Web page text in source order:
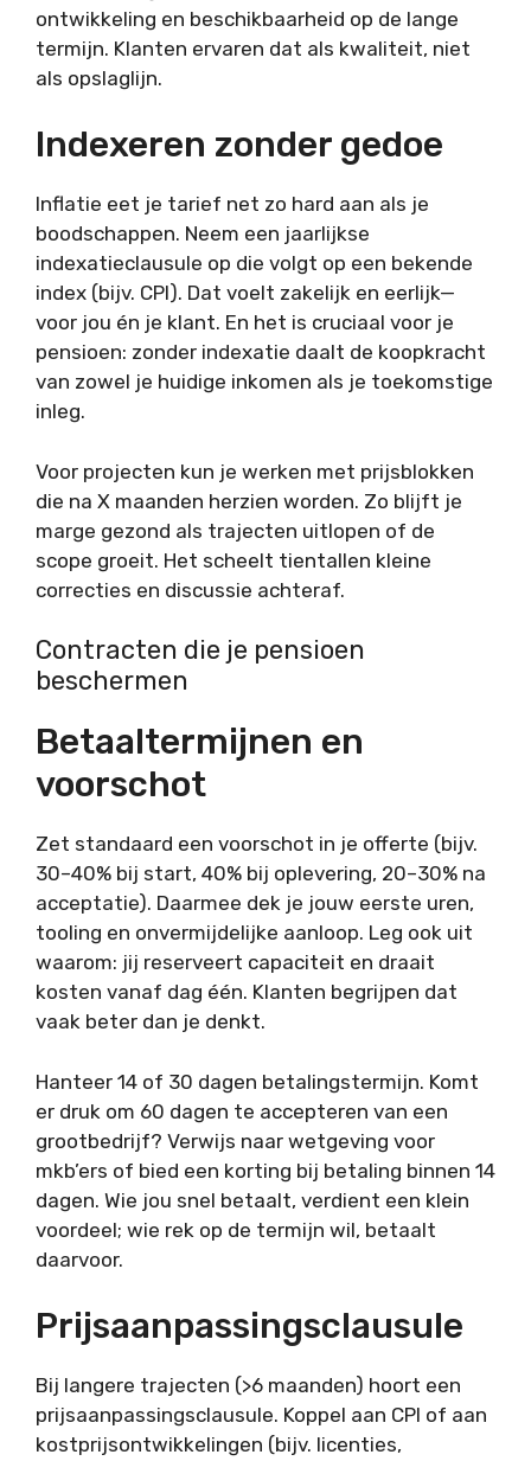
ontwikkeling en beschikbaarheid op de lange
termijn. Klanten ervaren dat als kwaliteit, niet
als opslaglijn.
Indexeren zonder gedoe
Inflatie eet je tarief net zo hard aan als je
boodschappen. Neem een jaarlijkse
indexatieclausule op die volgt op een bekende
index (bijv. CPI). Dat voelt zakelijk en eerlijk—
voor jou én je klant. En het is cruciaal voor je
pensioen: zonder indexatie daalt de koopkracht
van zowel je huidige inkomen als je toekomstige
inleg.
Voor projecten kun je werken met prijsblokken
die na X maanden herzien worden. Zo blijft je
marge gezond als trajecten uitlopen of de
scope groeit. Het scheelt tientallen kleine
correcties en discussie achteraf.
Contracten die je pensioen
beschermen
Betaaltermijnen en
voorschot
Zet standaard een voorschot in je offerte (bijv.
30–40% bij start, 40% bij oplevering, 20–30% na
acceptatie). Daarmee dek je jouw eerste uren,
tooling en onvermijdelijke aanloop. Leg ook uit
waarom: jij reserveert capaciteit en draait
kosten vanaf dag één. Klanten begrijpen dat
vaak beter dan je denkt.
Hanteer 14 of 30 dagen betalingstermijn. Komt
er druk om 60 dagen te accepteren van een
grootbedrijf? Verwijs naar wetgeving voor
mkb’ers of bied een korting bij betaling binnen 14
dagen. Wie jou snel betaalt, verdient een klein
voordeel; wie rek op de termijn wil, betaalt
daarvoor.
Prijsaanpassingsclausule
Bij langere trajecten (>6 maanden) hoort een
prijsaanpassingsclausule. Koppel aan CPI of aan
kostprijsontwikkelingen (bijv. licenties,